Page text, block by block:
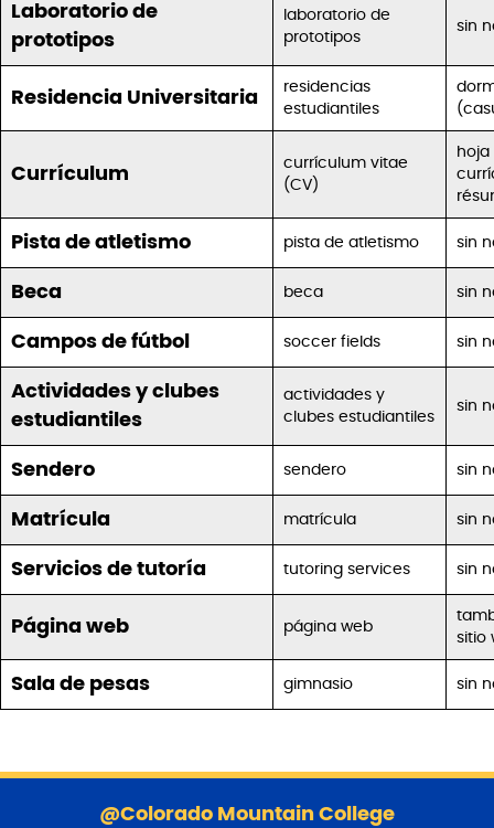
Laboratorio de
prototipos
laboratorio de
prototipos
sin
Residencia Universitaria
residencias
estudiantiles
Currículum
currículum vitae
(CV)
hoja
Pista de atletismo pista de atletismo sin
Beca beca sin
Campos de fútbol soccer fields sin
Actividades y clubes
estudiantiles
actividades y
clubes estudiantiles
sin
Sendero sendero sin
Matrícula matrícula sin
Servicios de tutoría tutoring services sin
Página web página web
sitio
Sala de pesas gimnasio sin
@Colorado Mountain College